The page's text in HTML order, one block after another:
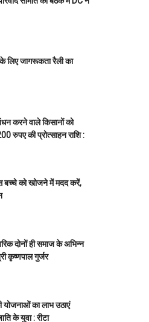
के लिए जागरूकता रैली का
करने वाले किसानों को
रुपए की प्रोत्साहन राशि :
बच्चे को खोजने में मदद करें,
दोनों ही समाज के अभिन्न
कृष्णपाल गुर्जर
योजनाओं का लाभ उठाएं
के युवा : रीटा